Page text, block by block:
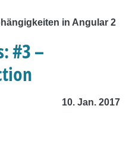
in Angular 2
#3 –
10. Jan. 2017